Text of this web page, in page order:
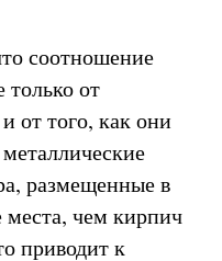
соотношение
только от
от того, как они
размещенные в
чем кирпич
приводит к